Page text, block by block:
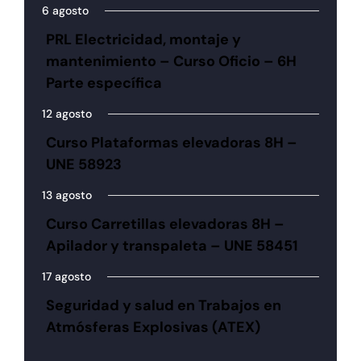
6 agosto
PRL Electricidad, montaje y
mantenimiento – Curso Oficio – 6H
Parte específica
12 agosto
Curso Plataformas elevadoras 8H –
UNE 58923
13 agosto
Curso Carretillas elevadoras 8H –
Apilador y transpaleta – UNE 58451
17 agosto
Seguridad y salud en Trabajos en
Atmósferas Explosivas (ATEX)